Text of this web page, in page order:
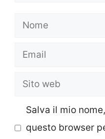
Nome
Email
Sito
Salva il mio
questo browser